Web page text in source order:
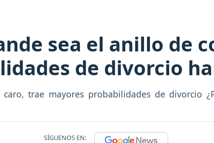
sea el anillo de
de divorcio
trae mayores probabilidades de divorcio
SÍGUENOS EN: